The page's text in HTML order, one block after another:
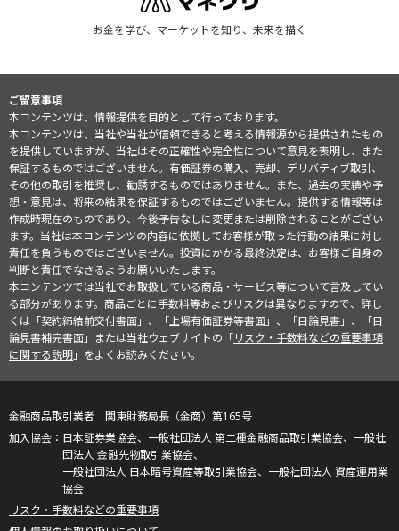
お金を学び、マーケットを知り、未来を描く
ご留意事項
本コンテンツは、情報提供を目的として行っております。
本コンテンツは、当社や当社が信頼できると考える情報源から提供されたもの
を提供していますが、当社はその正確性や完全性について意見を表明し、また
保証するものではございません。有価証券の購入、売却、デリバティブ取引、
その他の取引を推奨し、勧誘するものではありません。また、過去の実績や予
想・意見は、将来の結果を保証するものではございません。提供する情報等は
作成時現在のものであり、今後予告なしに変更または削除されることがござい
ます。当社は本コンテンツの内容に依拠してお客様が取った行動の結果に対し
責任を負うものではございません。投資にかかる最終決定は、お客様ご自身の
判断と責任でなさるようお願いいたします。
本コンテンツでは当社でお取扱している商品・サービス等について言及してい
る部分があります。商品ごとに手数料等およびリスクは異なりますので、詳し
くは「契約締結前交付書面」、「上場有価証券等書面」、「目論見書」、「目
論見書補完書面」または当社ウェブサイトの「リスク・手数料などの重要事項
に関する説明」をよくお読みください。
金融商品取引業者 関東財務局長（金商）第165号
日本証券業協会、一般社団法人 第二種金融商品取引業協会、一般社
団法人 金融先物取引業協会、
一般社団法人 日本暗号資産等取引業協会、一般社団法人 資産運用業
協会
リスク・手数料などの重要事項